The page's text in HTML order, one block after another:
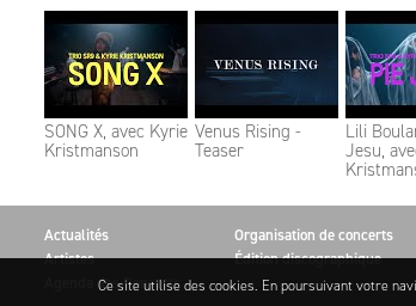
SONG X, avec Kyrie
Kristmanson
Venus Rising -
Teaser
Lili
Jesu,
Actualités
Artistes
Agenda des Concerts
Organisation de concerts
Édition discographique
Ce site utilise des cookies. En poursuivant votre